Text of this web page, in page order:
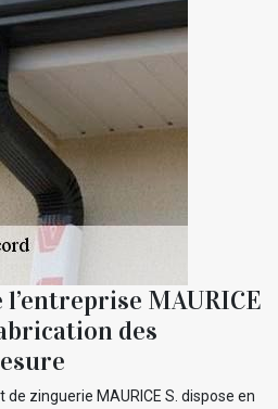
MAURICE
des
de zinguerie MAURICE S. dispose en